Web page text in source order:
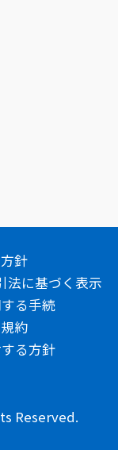
針
法に基づく表示
る手続
約
る方針
Reserved.